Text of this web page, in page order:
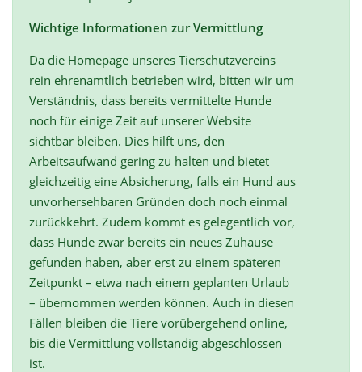
Wichtige Informationen zur Vermittlung
Da die Homepage unseres Tierschutzvereins
rein ehrenamtlich betrieben wird, bitten wir um
Verständnis, dass bereits vermittelte Hunde
noch für einige Zeit auf unserer Website
sichtbar bleiben. Dies hilft uns, den
Arbeitsaufwand gering zu halten und bietet
gleichzeitig eine Absicherung, falls ein Hund aus
unvorhersehbaren Gründen doch noch einmal
zurückkehrt. Zudem kommt es gelegentlich vor,
dass Hunde zwar bereits ein neues Zuhause
gefunden haben, aber erst zu einem späteren
Zeitpunkt – etwa nach einem geplanten Urlaub
– übernommen werden können. Auch in diesen
Fällen bleiben die Tiere vorübergehend online,
bis die Vermittlung vollständig abgeschlossen
ist.